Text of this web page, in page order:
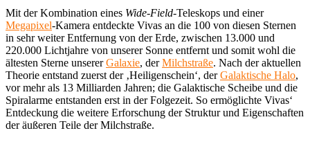
Mit der Kombination eines Wide-Field-Teleskops und einer
Megapixel-Kamera entdeckte Vivas an die 100 von diesen Sternen
in sehr weiter Entfernung von der Erde, zwischen 13.000 und
220.000 Lichtjahre von unserer Sonne entfernt und somit wohl die
ältesten Sterne unsererGalaxie, derMilchstraße. Nach der aktuellen
Theorie entstand zuerst der ‚Heiligenschein‘, derGalaktische Halo,
vor mehr als 13 Milliarden Jahren; die Galaktische Scheibe und die
Spiralarme entstanden erst in der Folgezeit. So ermöglichte Vivas‘
Entdeckung die weitere Erforschung der Struktur und Eigenschaften
der äußeren Teile der Milchstraße.